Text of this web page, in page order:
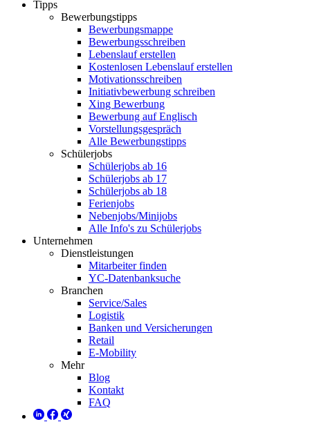
Tipps
Bewerbungstipps
Bewerbungsmappe
Bewerbungsschreiben
Lebenslauf erstellen
Kostenlosen Lebenslauf erstellen
Motivationsschreiben
Initiativbewerbung schreiben
Xing Bewerbung
Bewerbung auf Englisch
Vorstellungsgespräch
Alle Bewerbungstipps
Schülerjobs
Schülerjobs ab 16
Schülerjobs ab 17
Schülerjobs ab 18
Ferienjobs
Nebenjobs/Minijobs
Alle Info's zu Schülerjobs
Unternehmen
Dienstleistungen
Mitarbeiter finden
YC-Datenbanksuche
Branchen
Service/Sales
Logistik
Banken und Versicherungen
Retail
E-Mobility
Mehr
Blog
Kontakt
FAQ